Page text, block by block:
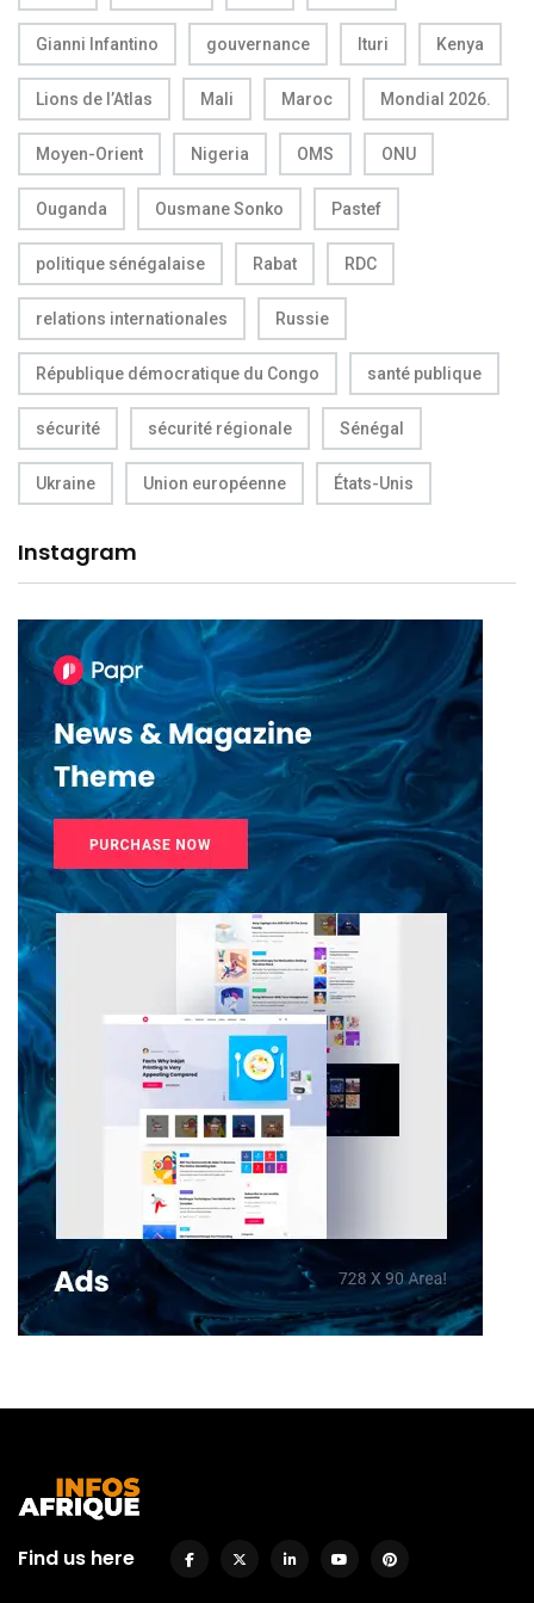
Gianni Infantino gouvernance Ituri Kenya
Lions de l’Atlas Mali Maroc Mondial 2026.
Moyen-Orient Nigeria OMS ONU
Ouganda Ousmane Sonko Pastef
politique sénégalaise Rabat RDC
relations internationales Russie
République démocratique du Congo santé publique
sécurité sécurité régionale Sénégal
Ukraine Union européenne États-Unis
Instagram
Find us here